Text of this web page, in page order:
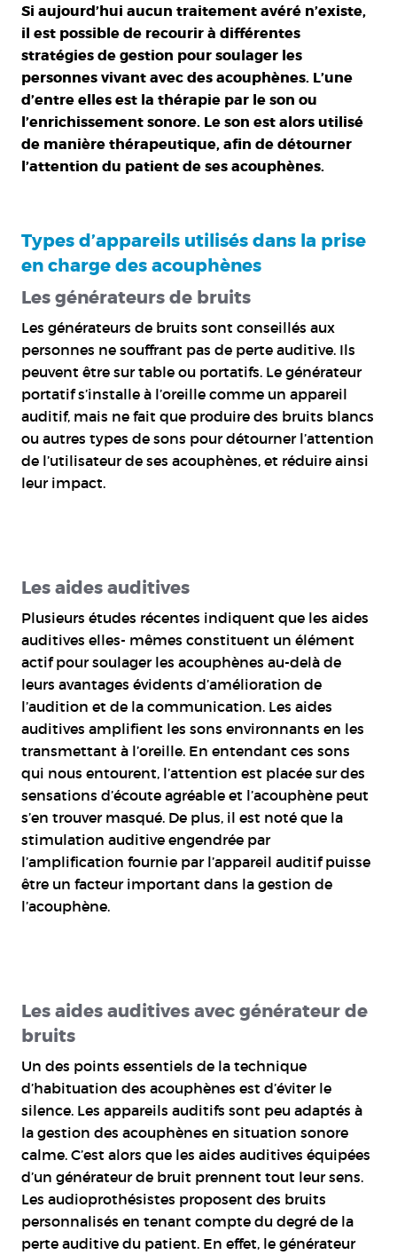
Si aujourd’hui aucun traitement avéré n’existe,
il est possible de recourir à différentes
stratégies de gestion pour soulager les
personnes vivant avec des acouphènes. L’une
d’entre elles est la thérapie par le son ou
l’enrichissement sonore. Le son est alors utilisé
de manière thérapeutique, afin de détourner
l’attention du patient de ses acouphènes.
Types d’appareils utilisés dans la prise
en charge des acouphènes
Les générateurs de bruits
Les générateurs de bruits sont conseillés aux
personnes ne souffrant pas de perte auditive. Ils
peuvent être sur table ou portatifs. Le générateur
portatif s’installe à l’oreille comme un appareil
auditif, mais ne fait que produire des bruits blancs
ou autres types de sons pour détourner l’attention
de l’utilisateur de ses acouphènes, et réduire ainsi
leur impact.
Les aides auditives
Plusieurs études récentes indiquent que les aides
auditives elles- mêmes constituent un élément
actif pour soulager les acouphènes au-delà de
leurs avantages évidents d’amélioration de
l’audition et de la communication. Les aides
auditives amplifient les sons environnants en les
transmettant à l’oreille. En entendant ces sons
qui nous entourent, l’attention est placée sur des
sensations d’écoute agréable et l’acouphène peut
s’en trouver masqué. De plus, il est noté que la
stimulation auditive engendrée par
l’amplification fournie par l’appareil auditif puisse
être un facteur important dans la gestion de
l’acouphène.
Les aides auditives avec générateur de
bruits
Un des points essentiels de la technique
d’habituation des acouphènes est d’éviter le
silence. Les appareils auditifs sont peu adaptés à
la gestion des acouphènes en situation sonore
calme. C’est alors que les aides auditives équipées
d’un générateur de bruit prennent tout leur sens.
Les audioprothésistes proposent des bruits
personnalisés en tenant compte du degré de la
perte auditive du patient. En effet, le générateur